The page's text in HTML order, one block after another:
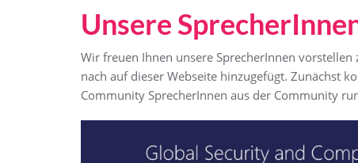
Unsere
Wir freuen Ihnen unsere SprecherInnen
nach auf dieser Webseite hinzugefügt. Zunächst
Community SprecherInnen aus der Community